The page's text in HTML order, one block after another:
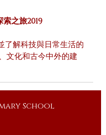
之旅2019
了解科技與日常生活的
文化和古今中外的建
School